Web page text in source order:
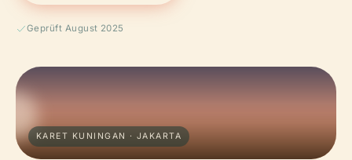
Geprüft August 2025
KARET KUNINGAN · JAKARTA